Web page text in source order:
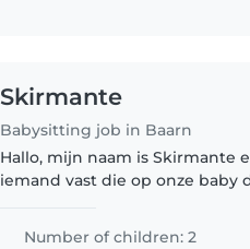
Skirmante
Babysitting job in Baarn
Hallo, mijn naam is Skirmante
iemand vast die op onze baby dochter
nodig die af en toe..
Number of children: 2